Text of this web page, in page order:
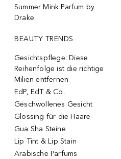
Summer Mink Parfum by
Drake
BEAUTY TRENDS
Gesichtspflege: Diese
Reihenfolge ist die richtige
Milien entfernen
EdP, EdT & Co.
Geschwollenes Gesicht
Glossing für die Haare
Gua Sha Steine
Lip Tint & Lip Stain
Arabische Parfums